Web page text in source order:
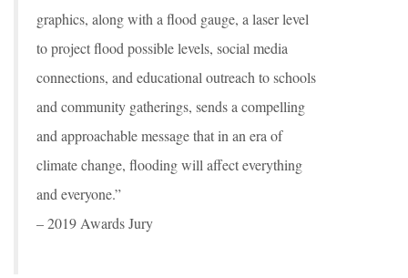
graphics, along with a flood gauge, a laser level
to project flood possible levels, social media
connections, and educational outreach to schools
and community gatherings, sends a compelling
and approachable message that in an era of
climate change, flooding will affect everything
and everyone.”
– 2019 Awards Jury